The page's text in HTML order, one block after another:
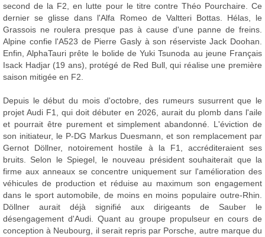
second de la F2, en lutte pour le titre contre Théo Pourchaire. Ce
dernier se glisse dans l'Alfa Romeo de Valtteri Bottas. Hélas, le
Grassois ne roulera presque pas à cause d'une panne de freins.
Alpine confie l'A523 de Pierre Gasly à son réserviste Jack Doohan.
Enfin, AlphaTauri prête le bolide de Yuki Tsunoda au jeune Français
Isack Hadjar (19 ans), protégé de Red Bull, qui réalise une première
saison mitigée en F2.
Depuis le début du mois d'octobre, des rumeurs susurrent que le
projet Audi F1, qui doit débuter en 2026, aurait du plomb dans l'aile
et pourrait être purement et simplement abandonné. L'éviction de
son initiateur, le P-DG Markus Duesmann, et son remplacement par
Gernot Döllner, notoirement hostile à la F1, accréditeraient ses
bruits. Selon le Spiegel, le nouveau président souhaiterait que la
firme aux anneaux se concentre uniquement sur l'amélioration des
véhicules de production et réduise au maximum son engagement
dans le sport automobile, de moins en moins populaire outre-Rhin.
Döllner aurait déjà signifié aux dirigeants de Sauber le
désengagement d'Audi. Quant au groupe propulseur en cours de
conception à Neubourg, il serait repris par Porsche, autre marque du